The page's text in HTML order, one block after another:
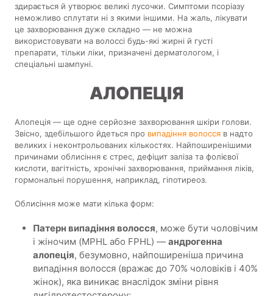
здирається й утворює великі лусочки. Симптоми псоріазу
неможливо сплутати ні з якими іншими. На жаль, лікувати
це захворювання дуже складно — не можна
використовувати на волоссі будь-які жирні й густі
препарати, тільки ліки, призначені дерматологом, і
спеціальні шампуні.
АЛОПЕЦІЯ
Алопеція — ще одне серйозне захворювання шкіри голови.
Звісно, здебільшого йдеться про випадіння волосся в надто
великих і неконтрольованих кількостях. Найпоширенішими
причинами облисіння є стрес, дефіцит заліза та фолієвої
кислоти, вагітність, хронічні захворювання, приймання ліків,
гормональні порушення, наприклад, гіпотиреоз.
Облисіння може мати кілька форм:
Патерн випадіння волосся, може бути чоловічим
і жіночим (MPHL або FPHL) —андрогенна
алопеція, безумовно, найпоширеніша причина
випадіння волосся (вражає до 70% чоловіків і 40%
жінок), яка виникає внаслідок зміни рівня